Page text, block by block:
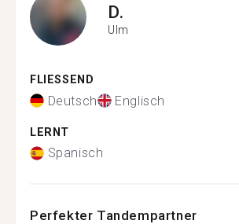
D.
Ulm
FLIESSEND
Deutsch Englisch
LERNT
Spanisch
Perfekter Tandempartner